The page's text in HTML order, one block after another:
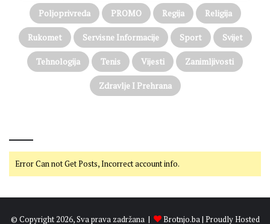
Poljoprivreda PROMO Regija Religija
Rukomet Servisne Informacije Sport Svijet
Tehnologija Tenis Vijesti Zanimljivosti
Zdravlje I Prehrana
Error Can not Get Posts, Incorrect account info.
© Copyright 2026, Sva prava zadržana | Brotnjo.ba| Proudly Hosted